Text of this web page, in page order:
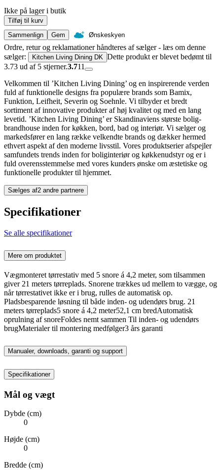
Ikke på lager i butik
Tilføj til kurv
Sammenlign
Gem Ønskeskyen
Ordre, retur og reklamationer håndteres af sælger - læs om denne
sælger:
Kitchen Living Dining DK Dette produkt er blevet bedømt til
3.73 ud af 5 stjerner.3.711
Velkommen til ’Kitchen Living Dining’ og en inspirerende verden
fuld af funktionelle designs fra populære brands som Bamix,
Funktion, Leifheit, Severin og Soehnle. Vi tilbyder et bredt
sortiment af innovative produkter af høj kvalitet og med en lang
levetid. ’Kitchen Living Dining’ er Skandinaviens største bolig-
brandhouse inden for køkken, bord, bad og interiør. Vi sælger og
markedsfører en lang række velkendte brands og dækker hermed
ethvert aspekt af den moderne livsstil. Vores produktserier afspejler
samfundets trends inden for boliginteriør og køkkenudstyr og er i
fuld overensstemmelse med vores kunders ønske om æstetiske og
funktionelle produkter til hjemmet.
Sælges af2 andre partnere
Specifikationer
Se alle specifikationer
Mere om produktet
Vægmonteret tørrestativ med 5 snore á 4,2 meter, som tilsammen
giver 21 meters tørreplads. Snorene trækkes ud mellem to vægge, og
når tørrestativet ikke er i brug, rulles de automatisk op.
Pladsbesparende løsning til både inden- og udendørs brug. 21
meters tørreplads5 snore á 4,2 meter52,1 cm bredAutomatisk
oprulning af snoreFoldes nemt sammen Til inden- og udendørs
brugMaterialer til montering medfølger3 års garanti
Manualer, downloads, garanti og support
Specifikationer
Mål og vægt
Dybde (cm)
0
Højde (cm)
0
Bredde (cm)